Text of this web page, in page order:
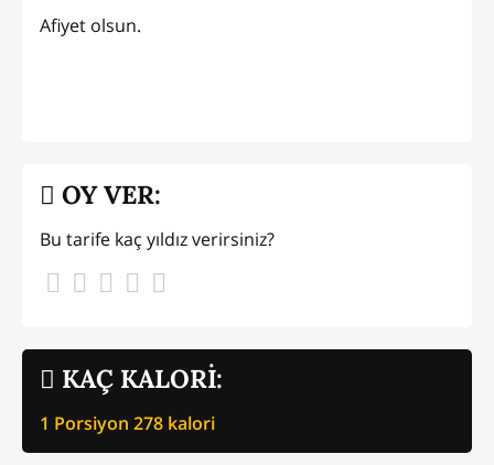
Afiyet olsun.
KAÇ KALORİ:
1 Porsiyon 278 kalori
OY VER:
Bu tarife kaç yıldız verirsiniz?